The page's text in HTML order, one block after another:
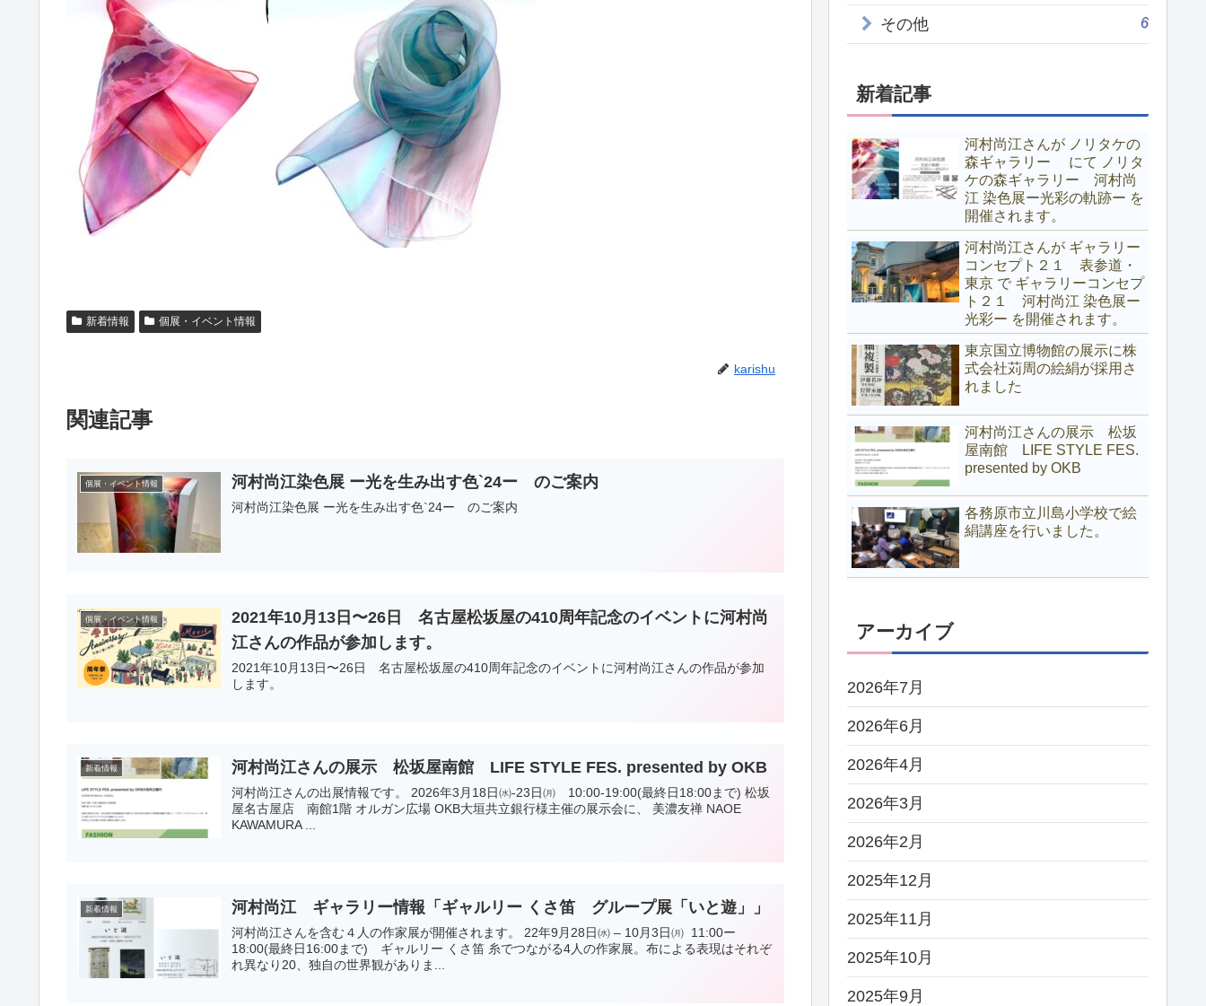
新着情報 個展・イベント情報
karishu
関連記事
個展・イベント情報 河村尚江染色展 ー光を生み出す色`24ー のご案内
河村尚江染色展 ー光を生み出す色`24ー のご案内
個展・イベント情報
2021年10月13日〜26日 名古屋松坂屋の410周年記念のイベントに河村尚
江さんの作品が参加します。
2021年10月13日〜26日 名古屋松坂屋の410周年記念のイベントに河村尚江さんの作品が参加
します。
新着情報 河村尚江さんの展示 松坂屋南館 LIFE STYLE FES. presented by OKB
河村尚江さんの出展情報です。 2026年3月18日㈬-23日㈪ 10:00-19:00(最終日18:00まで) 松坂
屋名古屋店 南館1階 オルガン広場 OKB大垣共立銀行様主催の展示会に、 美濃友禅 NAOE
KAWAMURA ...
新着情報 河村尚江 ギャラリー情報「ギャルリー くさ笛 グループ展「いと遊」」
河村尚江さんを含む４人の作家展が開催されます。 22年9月28日㈬ – 10月3日㈪ 11:00ー
18:00(最終日16:00まで) ギャルリー くさ笛 糸でつながる4人の作家展。布による表現はそれぞ
れ異なり20、独自の世界観がありま...
その他 6
新着記事
河村尚江さんが ノリタケの
森ギャラリー にて ノリタ
ケの森ギャラリー 河村尚
江 染色展ー光彩の軌跡ー を
開催されます。
河村尚江さんが ギャラリー
コンセプト２１ 表参道・
東京 で ギャラリーコンセプ
ト２１ 河村尚江 染色展ー
光彩ー を開催されます。
東京国立博物館の展示に株
式会社苅周の絵絹が採用さ
れました
河村尚江さんの展示 松坂
屋南館 LIFE STYLE FES.
presented by OKB
各務原市立川島小学校で絵
絹講座を行いました。
アーカイブ
2026年7月
2026年6月
2026年4月
2026年3月
2026年2月
2025年12月
2025年11月
2025年10月
2025年9月